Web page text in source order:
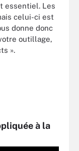
essentiel. Les
celui-ci est
donne donc
outillage,
».
à la